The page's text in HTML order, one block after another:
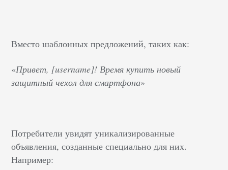
Вместо шаблонных предложений, таких как:
«Привет, [username]! Время купить новый
защитный чехол для смартфона»
Потребители увидят уникализированные
объявления, созданные специально для них.
Например: